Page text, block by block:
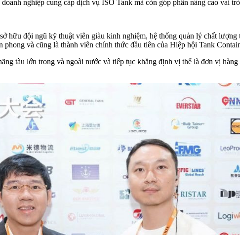
nghiệp cung cấp dịch vụ ISO Tank mà còn góp phần nâng cao vai
hữu đội ngũ kỹ thuật viên giàu kinh nghiệm, hệ thống quản lý chất lượng
và cũng là thành viên chính thức đầu tiên của Hiệp hội Tank
tàu lớn trong và ngoài nước và tiếp tục khẳng định vị thế là đơn vị